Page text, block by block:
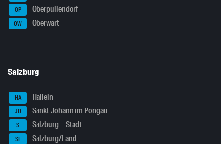
OP Oberpullendorf
OW Oberwart
Salzburg
HA Hallein
JO Sankt Johann im Pongau
S Salzburg – Stadt
SL Salzburg/Land